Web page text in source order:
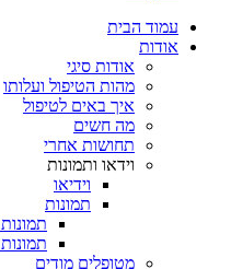
עמוד הבית
אודות
אודות סיגי
מהות הטיפול ועלותו
איך באים לטיפול
מה חשים
תחושות אחרי
וידאו ותמונות
וידיאו
תמונות
מטופלים מודים